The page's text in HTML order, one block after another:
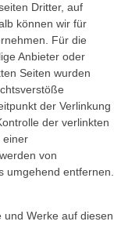
Dritter, auf
können wir für
Für die
Anbieter oder
Seiten wurden
der Verlinkung
der verlinkten
einer
von
umgehend entfernen.
Werke auf diesen